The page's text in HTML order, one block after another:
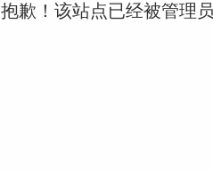
抱歉！该站点已经被管理